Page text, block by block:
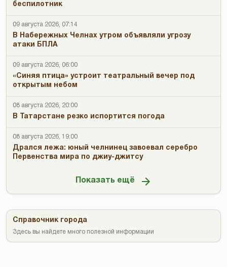
беспилотник
09 августа 2026, 07:14
В Набережных Челнах утром объявляли угрозу
атаки БПЛА
09 августа 2026, 06:00
«Синяя птица» устроит театральный вечер под
открытым небом
08 августа 2026, 20:00
В Татарстане резко испортится погода
08 августа 2026, 19:00
Дрался лежа: юный челнинец завоевал серебро
Первенства мира по джиу-джитсу
Показать ещё
Справочник города
Здесь вы найдете много полезной информации